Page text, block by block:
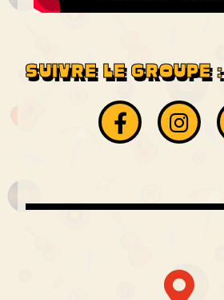
SUIVRE LE GROUPE :